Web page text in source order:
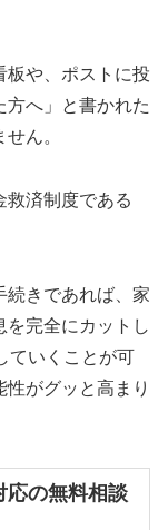
板や、ポストに投
方へ」と書かれた
ん。
救済制度である
続きであれば、家
を完全にカットし
ていくことが可
がグッと高まり
応の無料相談